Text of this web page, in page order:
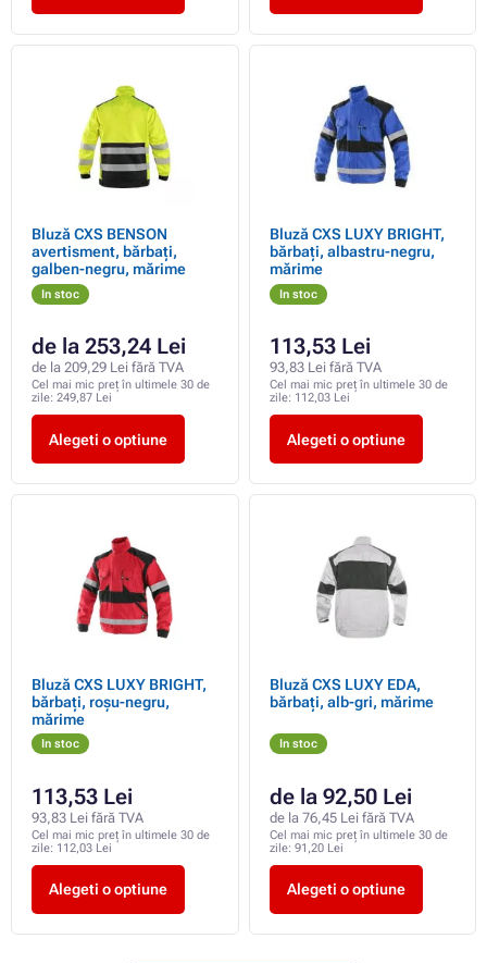
Bluză CXS BENSON
avertisment, bărbați,
galben-negru, mărime
In stoc
de la 253,24 Lei
de la 209,29 Lei fără TVA
Cel mai mic preț în ultimele 30 de
zile: 249,87 Lei
Alegeti o optiune
Bluză CXS LUXY BRIGHT,
bărbați, albastru-negru,
mărime
In stoc
113,53 Lei
93,83 Lei fără TVA
Cel mai mic preț în ultimele 30 de
zile: 112,03 Lei
Alegeti o optiune
Bluză CXS LUXY BRIGHT,
bărbați, roșu-negru,
mărime
In stoc
113,53 Lei
93,83 Lei fără TVA
Cel mai mic preț în ultimele 30 de
zile: 112,03 Lei
Alegeti o optiune
Bluză CXS LUXY EDA,
bărbați, alb-gri, mărime
In stoc
de la 92,50 Lei
de la 76,45 Lei fără TVA
Cel mai mic preț în ultimele 30 de
zile: 91,20 Lei
Alegeti o optiune